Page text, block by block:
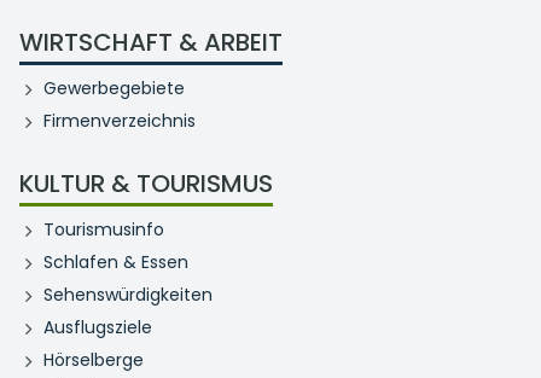
WIRTSCHAFT & ARBEIT
Gewerbegebiete
Firmenverzeichnis
KULTUR & TOURISMUS
Tourismusinfo
Schlafen & Essen
Sehenswürdigkeiten
Ausflugsziele
Hörselberge